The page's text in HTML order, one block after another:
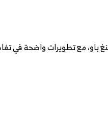
باو، مع تطويرات واضحة في